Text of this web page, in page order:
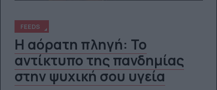
FEEDS
Η αόρατη πληγή: Το
αντίκτυπο της πανδημίας
στην ψυχική σου υγεία